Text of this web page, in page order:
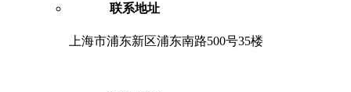
联系地址
上海市浦东新区浦东南路500号35楼